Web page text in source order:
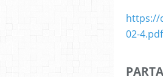
https://
02-4.pdf